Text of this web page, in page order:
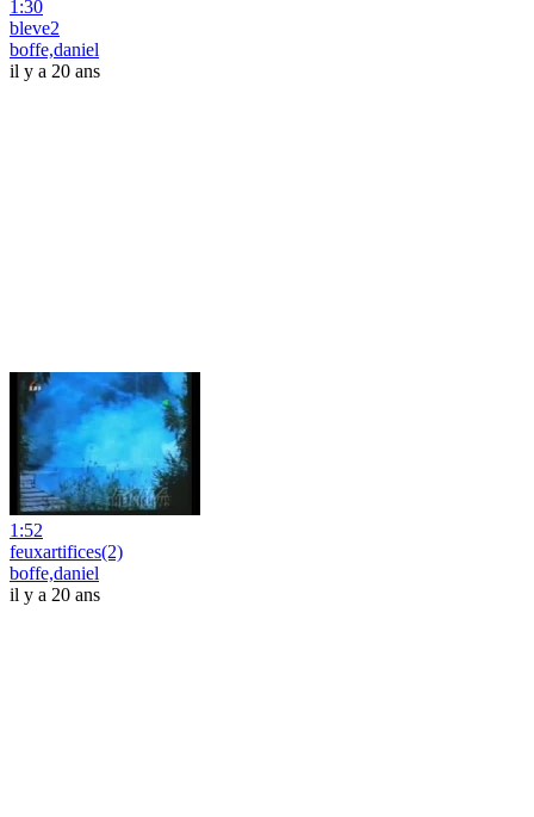
1:30
bleve2
boffe,daniel
il y a 20 ans
1:52
feuxartifices(2)
boffe,daniel
il y a 20 ans